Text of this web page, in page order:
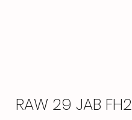
RAW 29 JAB FH2